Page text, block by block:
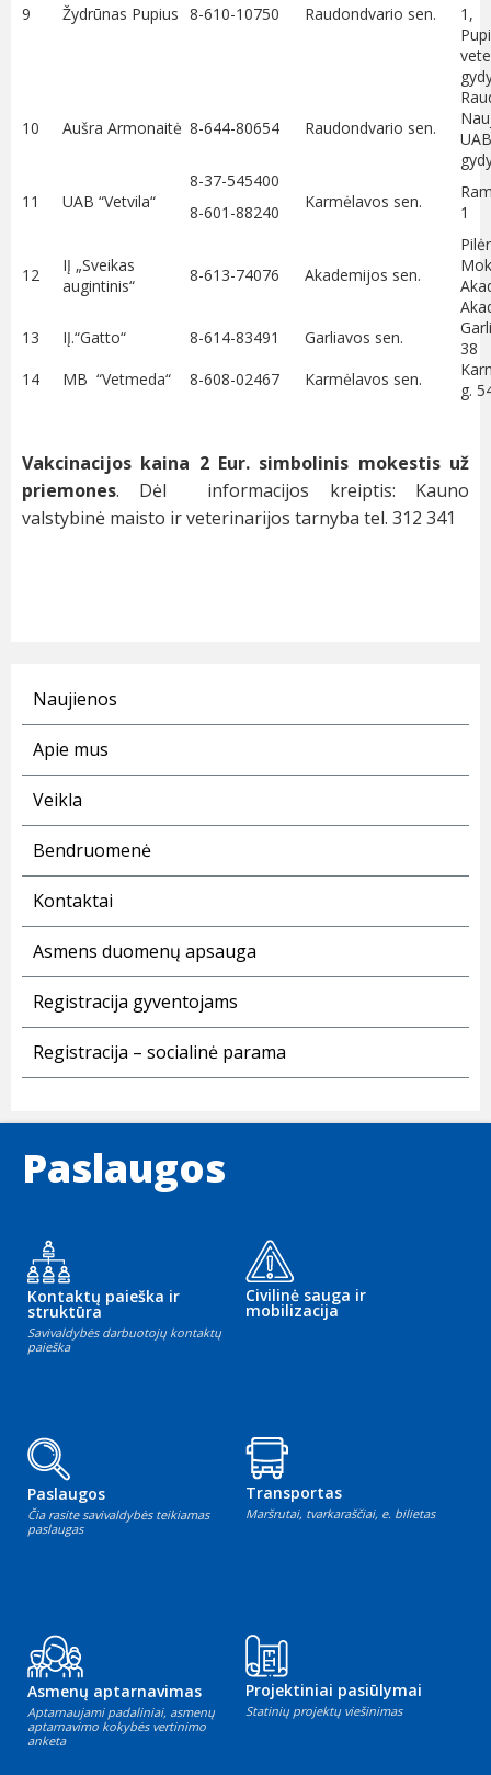
9 Žydrūnas Pupius 8-610-10750 Raudondvario sen.
10 Aušra Armonaitė 8-644-80654 Raudondvario sen.
11
UAB “Vetvila“
8-37-545400
8-601-88240
Karmėlavos sen.
1
12
IĮ „Sveikas
augintinis“
8-613-74076 Akademijos sen.
13
IĮ.“Gatto“ 8-614-83491 Garliavos sen.
38
14
MB “Vetmeda“ 8-608-02467 Karmėlavos sen.
g.
Vakcinacijos kaina 2 Eur. simbolinis mokestis už
priemones. Dėl informacijos kreiptis: Kauno
valstybinė maisto ir veterinarijos tarnyba tel. 312 341
Naujienos
Apie mus
Veikla
Bendruomenė
Kontaktai
Asmens duomenų apsauga
Registracija gyventojams
Registracija – socialinė parama
Paslaugos
Kontaktų paieška ir
struktūra
Savivaldybės darbuotojų kontaktų
paieška
Civilinė sauga ir
mobilizacija
Paslaugos
Čia rasite savivaldybės teikiamas
paslaugas
Transportas
Maršrutai, tvarkaraščiai, e. bilietas
Asmenų aptarnavimas
Aptarnaujami padaliniai, asmenų
aptarnavimo kokybės vertinimo
anketa
Projektiniai pasiūlymai
Statinių projektų viešinimas